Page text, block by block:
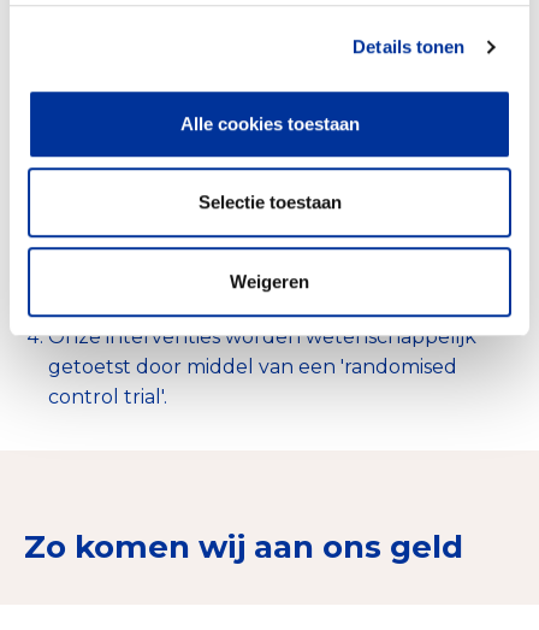
Details tonen
Alle cookies toestaan
Selectie toestaan
Weigeren
We organiseren landelijke campagnes in
samenwerking met bedrijven om
onder jongeren.
We zetten hierbij vooral in op het delen van
ervaringsverhalen van jongeren die een
We verkopen de Join Us totaalaanpak als
licentie aan gemeentes in Nederland. We leiden
jeugdprofessionals van sociaalwerkorganisaties
Onze interventies worden wetenschappelijk
getoetst door middel van een 'randomised
control trial'.
Zo komen wij aan ons geld